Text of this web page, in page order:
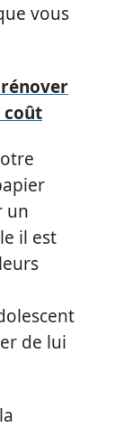
vous
coût
un
il est
de lui